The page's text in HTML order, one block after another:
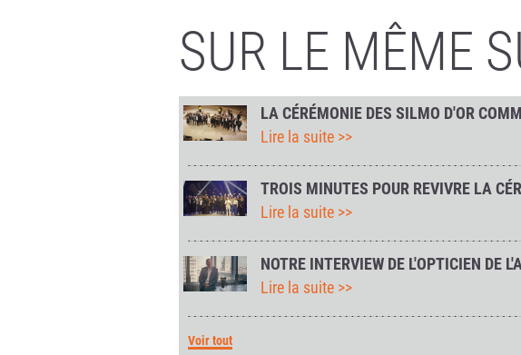
SUR LE MÊME
LA CÉRÉMONIE DES SILMO D'OR
Lire la suite >>
TROIS MINUTES POUR REVIVRE LA
Lire la suite >>
NOTRE INTERVIEW DE L'OPTICIEN DE
Lire la suite >>
Voir tout